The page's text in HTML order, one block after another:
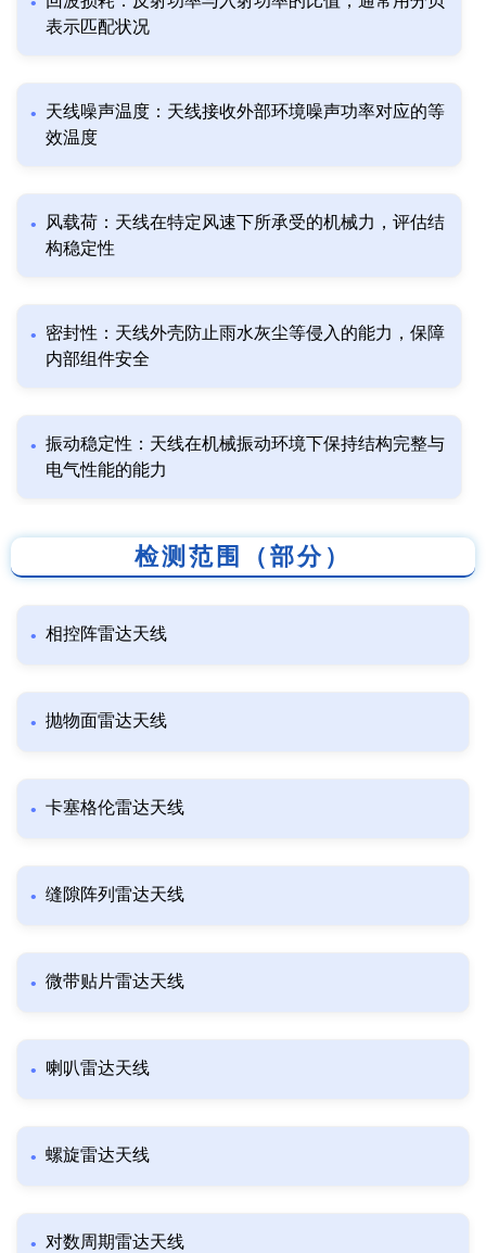
表示匹配状况
天线噪声温度：天线接收外部环境噪声功率对应的等
效温度
风载荷：天线在特定风速下所承受的机械力，评估结
构稳定性
密封性：天线外壳防止雨水灰尘等侵入的能力，保障
内部组件安全
振动稳定性：天线在机械振动环境下保持结构完整与
电气性能的能力
检测范围（部分）
相控阵雷达天线
抛物面雷达天线
卡塞格伦雷达天线
缝隙阵列雷达天线
微带贴片雷达天线
喇叭雷达天线
螺旋雷达天线
对数周期雷达天线